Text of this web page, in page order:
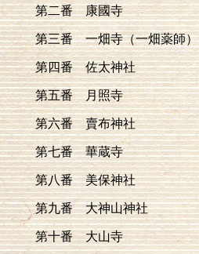
第二番 康國寺
第三番 一畑寺（一畑薬師）
第四番 佐太神社
第五番 月照寺
第六番 賣布神社
第七番 華蔵寺
第八番 美保神社
第九番 大神山神社
第十番 大山寺